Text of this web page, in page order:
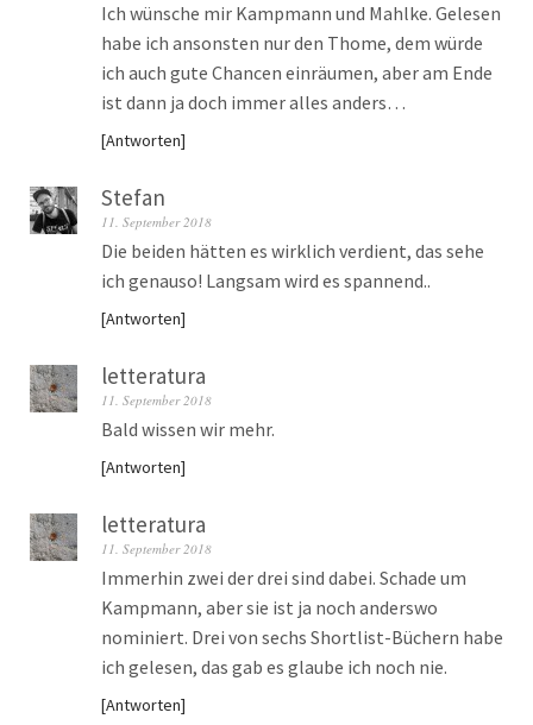
Ich wünsche mir Kampmann und Mahlke. Gelesen
habe ich ansonsten nur den Thome, dem würde
ich auch gute Chancen einräumen, aber am Ende
ist dann ja doch immer alles anders…
Antworten
Stefan
11. September 2018
Die beiden hätten es wirklich verdient, das sehe
ich genauso! Langsam wird es spannend..
Antworten
letteratura
11. September 2018
Bald wissen wir mehr.
Antworten
letteratura
11. September 2018
Immerhin zwei der drei sind dabei. Schade um
Kampmann, aber sie ist ja noch anderswo
nominiert. Drei von sechs Shortlist-Büchern habe
ich gelesen, das gab es glaube ich noch nie.
Antworten